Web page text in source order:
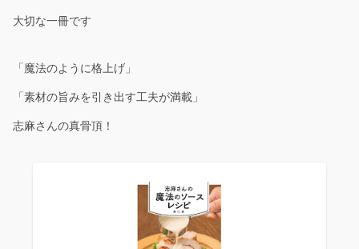
大切な一冊です
「魔法のように格上げ」
「素材の旨みを引き出す工夫が満載」
志麻さんの真骨頂！